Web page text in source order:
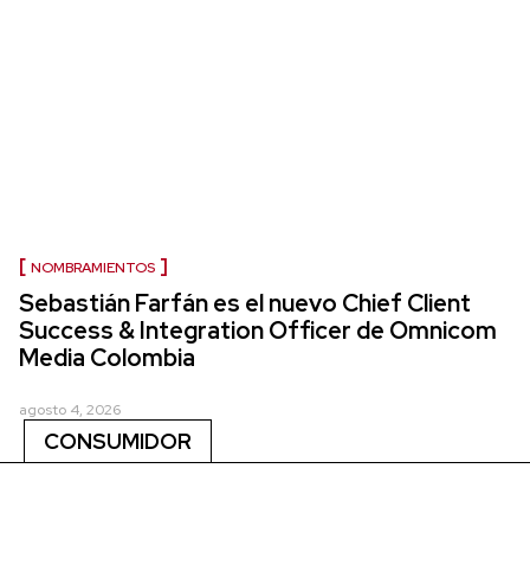
NOMBRAMIENTOS
Sebastián Farfán es el nuevo Chief Client
Success & Integration Officer de Omnicom
Media Colombia
agosto 4, 2026
CONSUMIDOR